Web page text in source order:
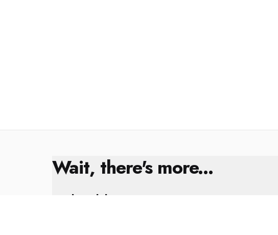
Wait, there's more...
Kral Çıplak